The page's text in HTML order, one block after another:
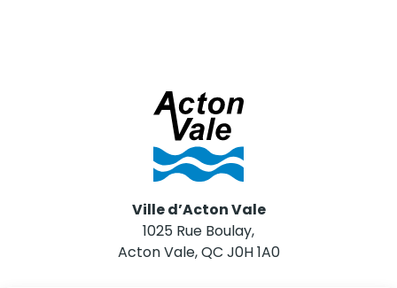
Ville d’Acton Vale
1025 Rue Boulay,
Acton Vale, QC J0H 1A0